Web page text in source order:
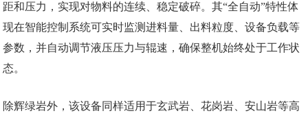
距和压力，实现对物料的连续、稳定破碎。其“全自动”特性体
现在智能控制系统可实时监测进料量、出料粒度、设备负载等
参数，并自动调节液压压力与辊速，确保整机始终处于工作状
态。
除辉绿岩外，该设备同样适用于玄武岩、花岗岩、安山岩等高